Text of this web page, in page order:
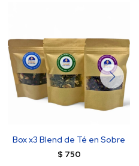
Box x3 Blend de Té en Sobre
$ 750